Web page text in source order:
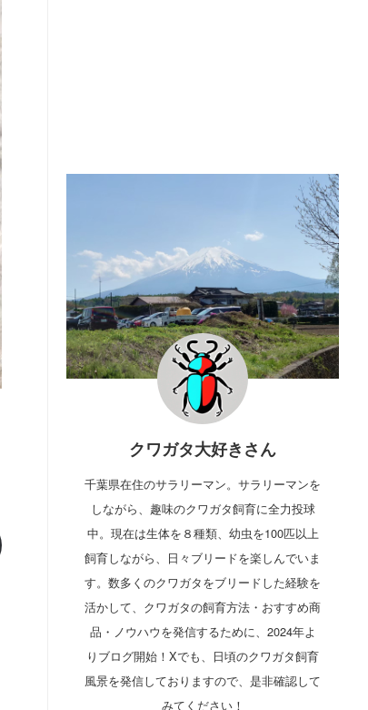
クワガタ大好きさん
千葉県在住のサラリーマン。サラリーマンを
しながら、趣味のクワガタ飼育に全力投球
中。現在は生体を８種類、幼虫を100匹以上
飼育しながら、日々ブリードを楽しんでいま
す。数多くのクワガタをブリードした経験を
活かして、クワガタの飼育方法・おすすめ商
品・ノウハウを発信するために、2024年よ
りブログ開始！Xでも、日頃のクワガタ飼育
風景を発信しておりますので、是非確認して
みてください！